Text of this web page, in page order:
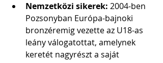
Nemzetközi sikerek: 2004-ben
Pozsonyban Európa-bajnoki
bronzéremig vezette az U18-as
leány válogatottat, amelynek
keretét nagyrészt a saját